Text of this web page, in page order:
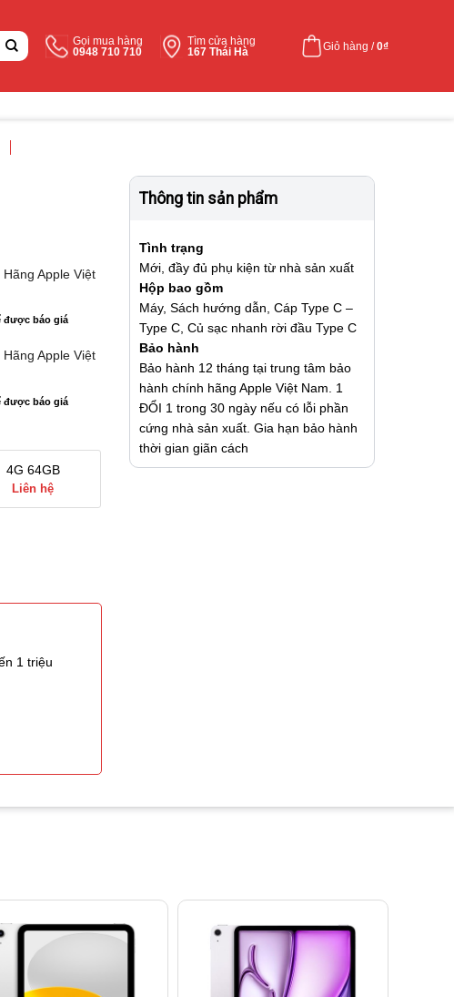
Gọi mua hàng
0948 710 710
Tìm cửa hàng
167 Thái Hà
Giỏ hàng /0₫
Apple Việt
được báo giá
Apple Việt
được báo giá
4G 64GB
Liên hệ
1 triệu
Thông tin sản phẩm
Tình trạng
Mới, đầy đủ phụ kiện từ nhà sản xuất
Hộp bao gồm
Máy, Sách hướng dẫn, Cáp Type C –
Type C, Củ sạc nhanh rời đầu Type C
Bảo hành
Bảo hành 12 tháng tại trung tâm bảo
hành chính hãng Apple Việt Nam. 1
ĐỔI 1 trong 30 ngày nếu có lỗi phần
cứng nhà sản xuất. Gia hạn bảo hành
thời gian giãn cách